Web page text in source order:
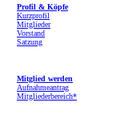
Profil & Köpfe
Kurzprofil
Mitglieder
Vorstand
Satzung
Mitglied werden
Aufnahmeantrag
Mitgliederbereich*